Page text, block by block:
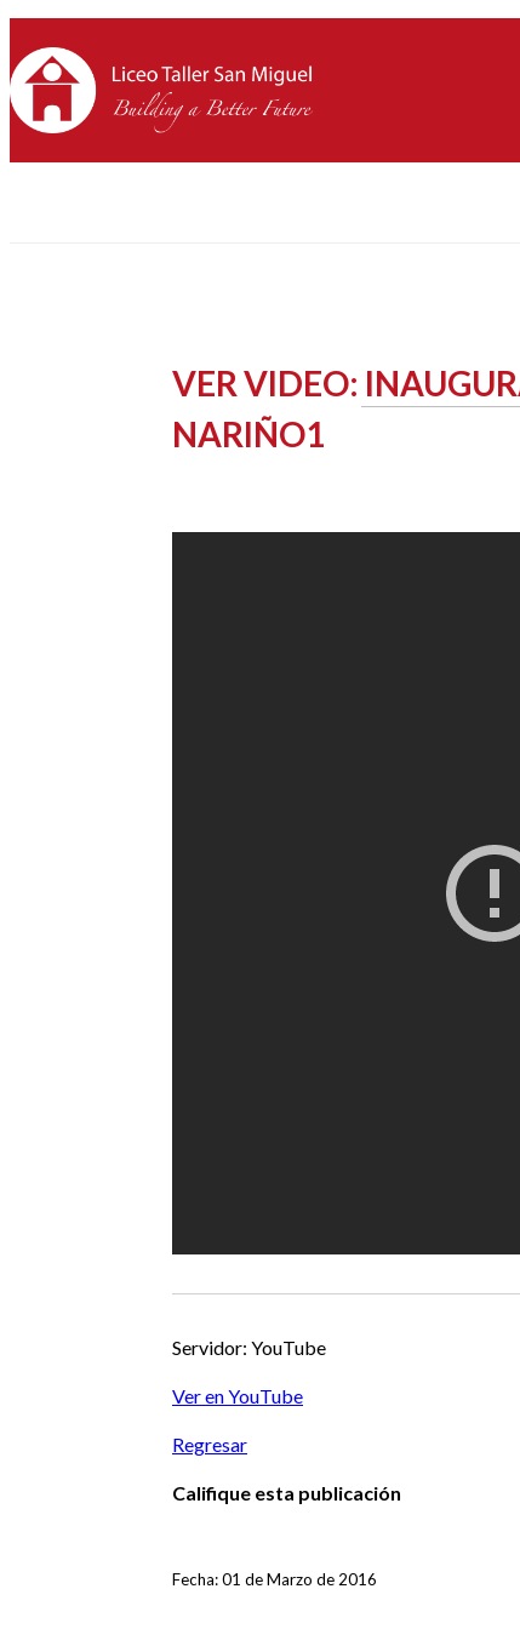
VER VIDEO:
NARIÑO1
Servidor: YouTube
Ver en YouTube
Regresar
Califique esta publicación
Fecha: 01 de Marzo de 2016